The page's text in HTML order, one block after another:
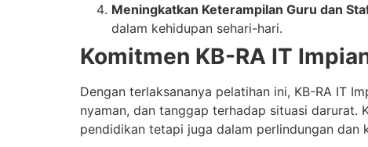
Meningkatkan Keterampilan Guru dan
dalam kehidupan sehari-hari.
Komitmen KB-RA IT
Dengan terlaksananya pelatihan ini, KB-RA IT
nyaman, dan tanggap terhadap situasi darurat.
pendidikan tetapi juga dalam perlindungan dan